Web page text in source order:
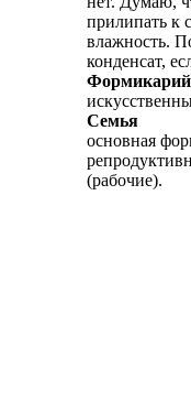
прилипать к
влажность.
конденсат,
Формикарий
Семья
основная
(рабочие).